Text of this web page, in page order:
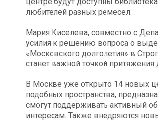
любителей разных ремесел.
Мария Киселева, совместно с
усилия к решению вопроса о
«Московского долголетия» в
станет важной точкой
В Москве уже открыто 14 новых
подобных пространства,
смогут поддерживать активный
интересам. Также внедряются